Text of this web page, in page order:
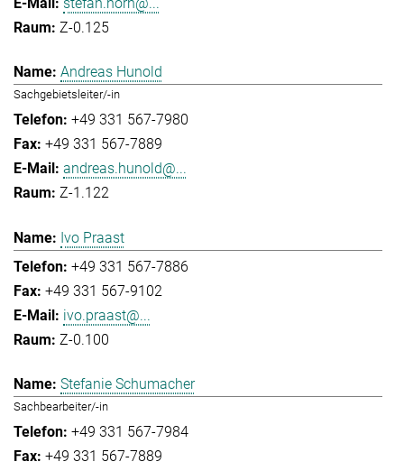
Z-0.125
Andreas Hunold
Sachgebietsleiter/-in
+49 331 567-7980
+49 331 567-7889
andreas.hunold@...
Z-1.122
Ivo Praast
+49 331 567-7886
+49 331 567-9102
ivo.praast@...
Z-0.100
Stefanie Schumacher
Sachbearbeiter/-in
+49 331 567-7984
+49 331 567-7889